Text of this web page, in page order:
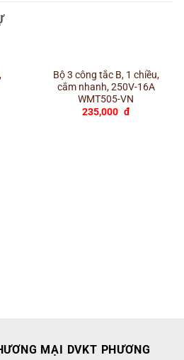
Bộ 3 công tắc B, 1 chiều,
cắm nhanh, 250V-16A
WMT505-VN
235,000 đ
MẠI DVKT PHƯƠNG